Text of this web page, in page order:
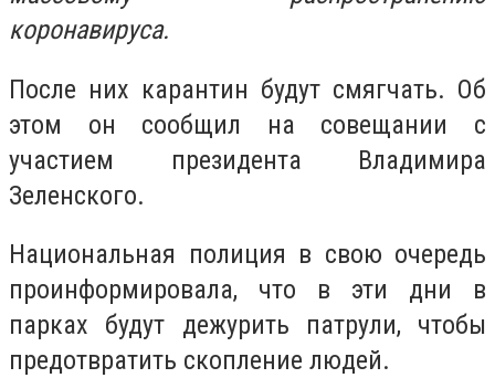
коронавируса.
После них карантин будут смягчать. Об
этом он сообщил на совещании с
участием президента Владимира
Зеленского.
Национальная полиция в свою очередь
проинформировала, что в эти дни в
парках будут дежурить патрули, чтобы
предотвратить скопление людей.